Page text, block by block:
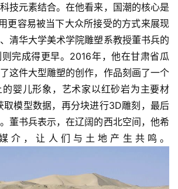
技元素结合。在他看来，国潮的核心是
更容易被当下大众所接受的方式来展现
清华大学美术学院雕塑系教授董书兵的
则完成得更早。2016年，他在甘肃省瓜
这件大型雕塑的创作，作品刻画了一个
婴儿形象，艺术家以红砂岩为主要材
取模型数据，再分块进行3D雕刻，最后
董书兵表示，在辽阔的西北空间，他希
介，让人们与土地产生共鸣。